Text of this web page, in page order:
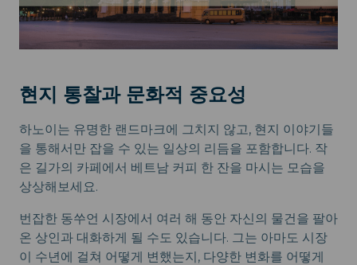
현지 통찰과 문화적 중요성
하노이는 유명한 랜드마크에 그치지 않고, 현지 이야기들
을 통해서만 잡을 수 있는 일상의 리듬을 포함합니다. 작
은 길가의 카페에서 베트남 커피 한 잔을 마시는 모습을
상상해보세요.
번잡한 동쑤언 시장에서 여러 해 동안 자신의 물건을 팔아
온 상인과 대화하게 될 수도 있습니다. 그는 아마도 시장
이 수년에 걸쳐 어떻게 변했는지, 다양한 변화를 어떻게